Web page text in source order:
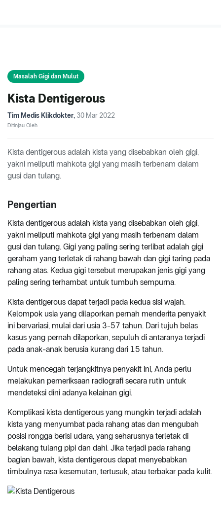
Masalah Gigi dan Mulut
Kista Dentigerous
Tim Medis Klikdokter, 30 Mar 2022
Ditinjau Oleh
Kista dentigerous adalah kista yang disebabkan oleh gigi,
yakni meliputi mahkota gigi yang masih terbenam dalam
gusi dan tulang.
Pengertian
Kista dentigerous adalah kista yang disebabkan oleh gigi,
yakni meliputi mahkota gigi yang masih terbenam dalam
gusi dan tulang. Gigi yang paling sering terlibat adalah gigi
geraham yang terletak di rahang bawah dan gigi taring pada
rahang atas. Kedua gigi tersebut merupakan jenis gigi yang
paling sering terhambat untuk tumbuh sempurna.
Kista dentigerous dapat terjadi pada kedua sisi wajah.
Kelompok usia yang dilaporkan pernah menderita penyakit
ini bervariasi, mulai dari usia 3-57 tahun. Dari tujuh belas
kasus yang pernah dilaporkan, sepuluh di antaranya terjadi
pada anak-anak berusia kurang dari 15 tahun.
Untuk mencegah terjangkitnya penyakit ini, Anda perlu
melakukan pemeriksaan radiografi secara rutin untuk
mendeteksi dini adanya kelainan gigi.
Komplikasi kista dentigerous yang mungkin terjadi adalah
kista yang menyumbat pada rahang atas dan mengubah
posisi rongga berisi udara, yang seharusnya terletak di
belakang tulang pipi dan dahi. Jika terjadi pada rahang
bagian bawah, kista dentigerous dapat menyebabkan
timbulnya rasa kesemutan, tertusuk, atau terbakar pada kulit.